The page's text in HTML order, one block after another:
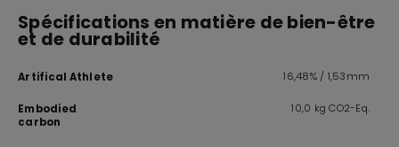
Spécifications en matière de bien-être
et de durabilité
Artifical Athlete 16,48% / 1,53mm
Embodied
carbon
10,0 kg CO2-Eq.